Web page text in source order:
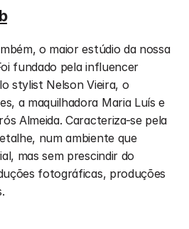
o maior estúdio da nossa
fundado pela influencer
stylist Nelson Vieira, o
a maquilhadora Maria Luís e
Almeida. Caracteriza-se pela
num ambiente que
mas sem prescindir do
fotográficas, produções